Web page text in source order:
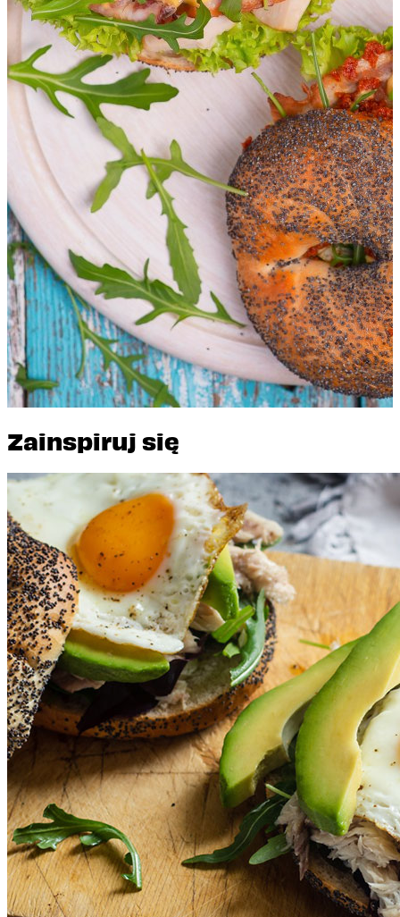
Zainspiruj się